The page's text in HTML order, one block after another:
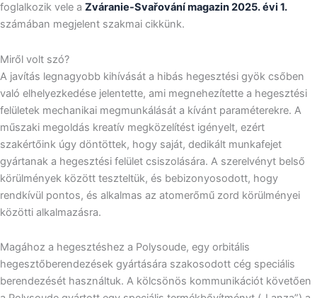
foglalkozik vele a Zváranie-Svařování magazin 2025. évi 1.
számában megjelent szakmai cikkünk.
Miről volt szó?
A javítás legnagyobb kihívását a hibás hegesztési gyök csőben
való elhelyezkedése jelentette, ami megnehezítette a hegesztési
felületek mechanikai megmunkálását a kívánt paraméterekre. A
műszaki megoldás kreatív megközelítést igényelt, ezért
szakértőink úgy döntöttek, hogy saját, dedikált munkafejet
gyártanak a hegesztési felület csiszolására. A szerelvényt belső
körülmények között teszteltük, és bebizonyosodott, hogy
rendkívül pontos, és alkalmas az atomerőmű zord körülményei
közötti alkalmazásra.
Magához a hegesztéshez a Polysoude, egy orbitális
hegesztőberendezések gyártására szakosodott cég speciális
berendezését használtuk. A kölcsönös kommunikációt követően